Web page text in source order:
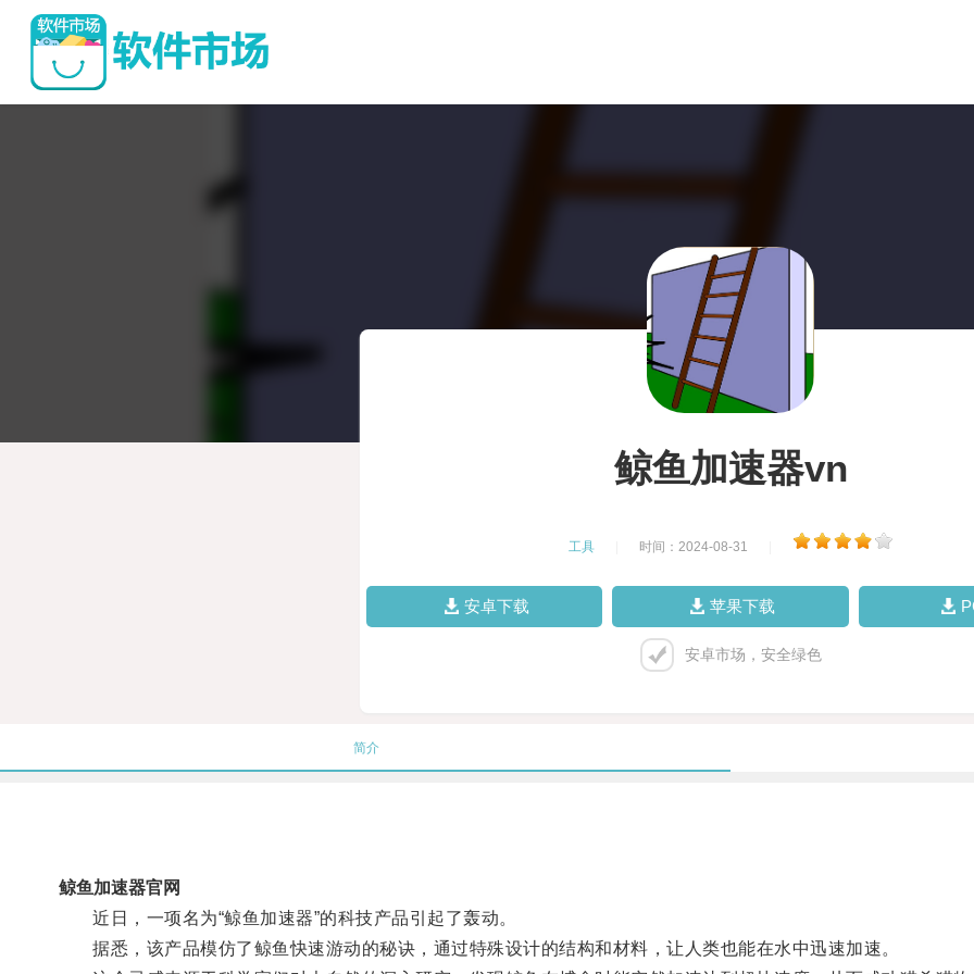
鲸鱼加速器vn
工具 时间：2024-08-31
安卓下载 苹果下载
安卓市场，安全绿色
简介
鲸鱼加速器官网
近日，一项名为“鲸鱼加速器”的科技产品引起了轰动。
据悉，该产品模仿了鲸鱼快速游动的秘诀，通过特殊设计的结构和材料，让人类也能在水中迅速加速。